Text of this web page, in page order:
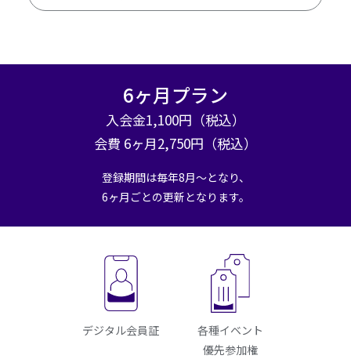
6ヶ月プラン
入会金1,100円（税込）
会費 6ヶ月2,750円（税込）
登録期間は毎年8月～となり、
6ヶ月ごとの更新となります。
デジタル会員証
各種イベント
優先参加権